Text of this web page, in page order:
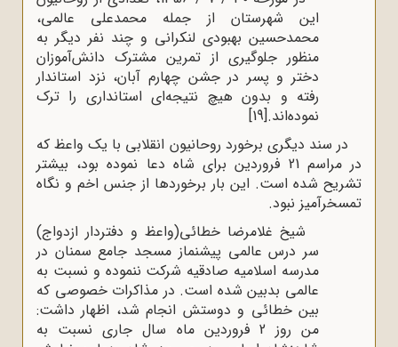
این شهرستان از جمله محمدعلی عالمی،
محمدحسین بهبودی لنکرانی و چند نفر دیگر به
منظور جلوگیری از تمرین مشترک دانش‌آموزان
دختر و پسر در جشن چهارم آبان، نزد استاندار
رفته و بدون هیچ نتیجه‌ای استانداری را ترک
نموده‌اند.[19]
در سند دیگری برخورد روحانیون انقلابی با یک واعظ که
در مراسم 21 فروردین برای شاه دعا نموده بود، بیشتر
تشریح شده است. این بار برخوردها از جنس اخم و نگاه
تمسخرآمیز نبود.
شیخ غلامرضا خطائی(واعظ و دفتردار ازدواج)
سر درس عالمی پیشنماز مسجد جامع سمنان در
مدرسه اسلامیه صادقیه شرکت ننموده و نسبت به
عالمی بدبین شده است. در مذاکرات خصوصی که
بین خطائی و دوستش انجام شد، اظهار داشت:
من روز 2 فروردین ماه سال جاری نسبت به